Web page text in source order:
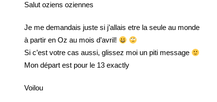
Salut oziens oziennes
Je me demandais juste si j’allais etre la seule au monde
à partir en Oz au mois d’avril!
Si c’est votre cas aussi, glissez moi un piti message
Mon départ est pour le 13 exactly
Voilou